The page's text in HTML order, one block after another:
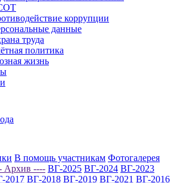
коррупции
данные
труда
политика
жизнь
В помощь участникам Фотогалерея
Архив ---- ВГ-2025 ВГ-2024 ВГ-2023
2017 ВГ-2018 ВГ-2019 ВГ-2021 ВГ-2016